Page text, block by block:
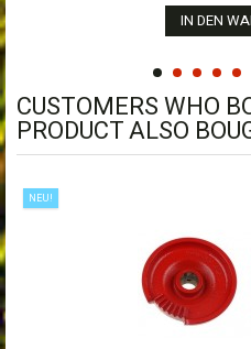
IN DEN
CUSTOMERS WHO
PRODUCT ALSO
NEU!